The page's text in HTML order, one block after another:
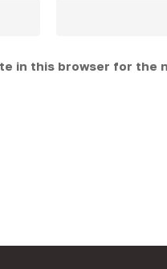
in this browser for the